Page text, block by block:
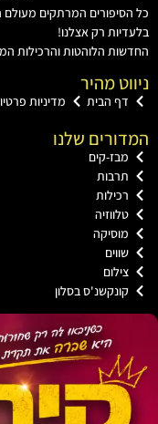
המרתקים מעולם הבידור
רק אצלנו!
הלוהטות והרכילות המפתיעות
מהיר
הבית מדיניות פרטיות
שלנו
קים
בסלון